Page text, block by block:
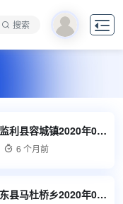
搜索 
李瑾怡在湖北省荆州市监利县容城镇2020年01月01日丢失
 6 个月前
肖坤在湖南省衡阳市祁东县马杜桥乡2020年03月27日丢失